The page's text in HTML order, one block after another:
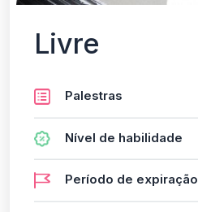
Livre
Palestras
Nível de habilidade
Período de expiração